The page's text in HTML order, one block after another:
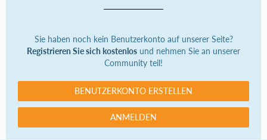
Sie haben noch kein Benutzerkonto auf unserer Seite?
Registrieren Sie sich kostenlos und nehmen Sie an unserer
Community teil!
BENUTZERKONTO ERSTELLEN
ANMELDEN